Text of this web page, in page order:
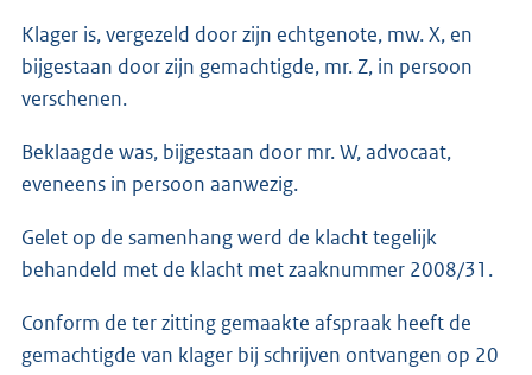
Klager is, vergezeld door zijn echtgenote, mw. X, en
bijgestaan door zijn gemachtigde, mr. Z, in persoon
verschenen.
Beklaagde was, bijgestaan door mr. W, advocaat,
eveneens in persoon aanwezig.
Gelet op de samenhang werd de klacht tegelijk
behandeld met de klacht met zaaknummer 2008/31.
Conform de ter zitting gemaakte afspraak heeft de
gemachtigde van klager bij schrijven ontvangen op 20